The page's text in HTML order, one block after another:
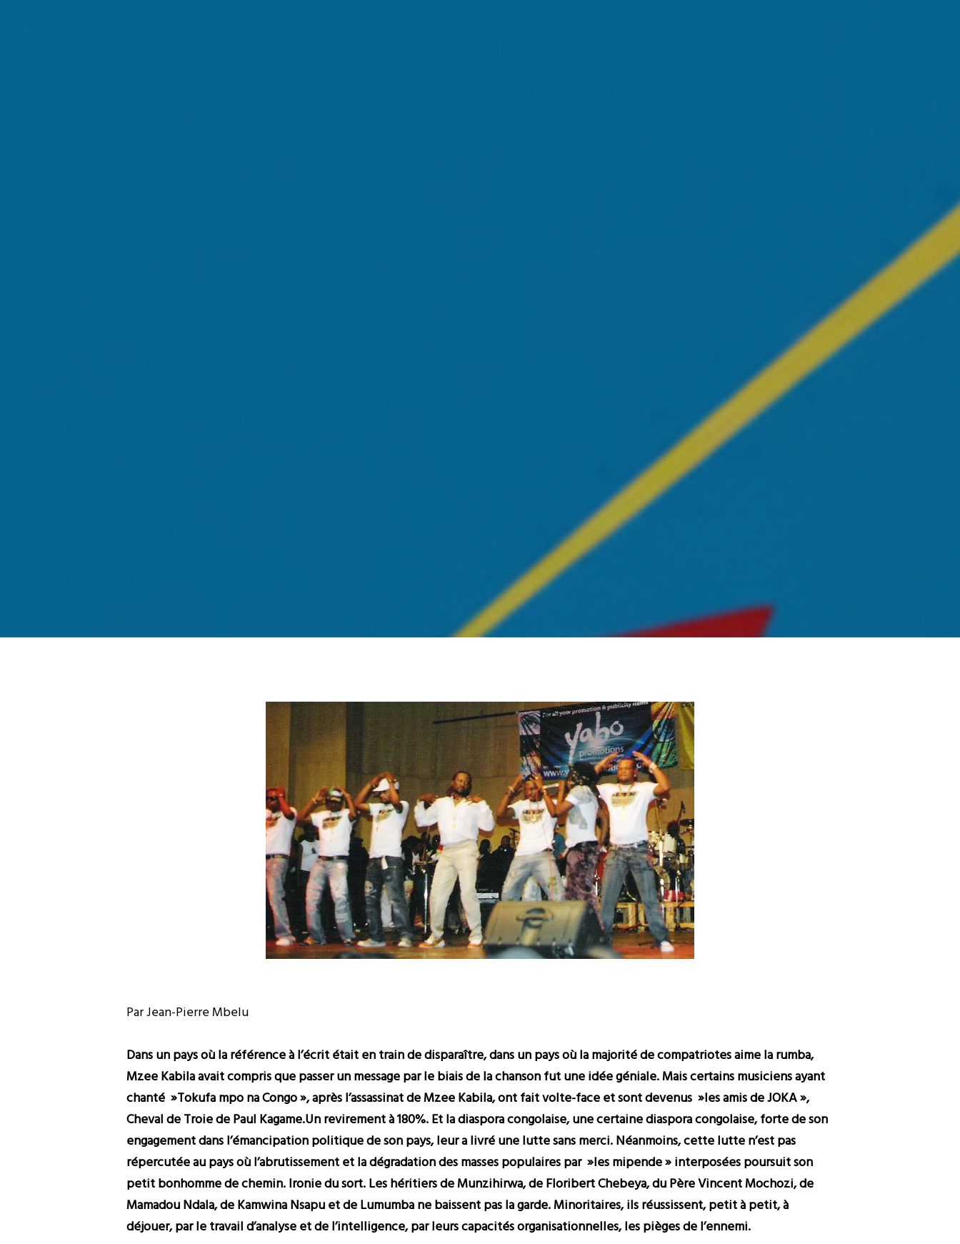
Par Jean-Pierre Mbelu
Dans un pays où la référence à l’écrit était en train de disparaître, dans un pays où la majorité de compatriotes aime la rumba,
Mzee Kabila avait compris que passer un message par le biais de la chanson fut une idée géniale. Mais certains musiciens ayant
chanté »Tokufa mpo na Congo », après l’assassinat de Mzee Kabila, ont fait volte-face et sont devenus »les amis de JOKA »,
Cheval de Troie de Paul Kagame.Un revirement à 180%. Et la diaspora congolaise, une certaine diaspora congolaise, forte de son
engagement dans l’émancipation politique de son pays, leur a livré une lutte sans merci. Néanmoins, cette lutte n’est pas
répercutée au pays où l’abrutissement et la dégradation des masses populaires par »les mipende » interposées poursuit son
petit bonhomme de chemin. Ironie du sort. Les héritiers de Munzihirwa, de Floribert Chebeya, du Père Vincent Mochozi, de
Mamadou Ndala, de Kamwina Nsapu et de Lumumba ne baissent pas la garde. Minoritaires, ils réussissent, petit à petit, à
déjouer, par le travail d’analyse et de l’intelligence, par leurs capacités organisationnelles, les pièges de l’ennemi.